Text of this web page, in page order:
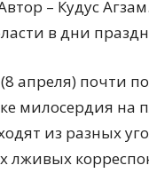
– Кудус
в дни
апреля) почти
милосердия на
из разных